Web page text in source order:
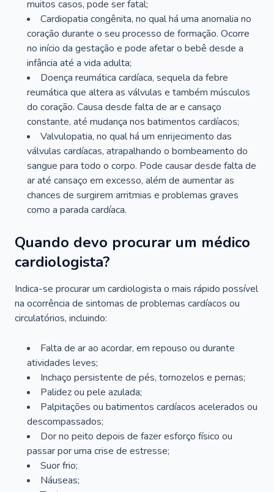
muitos casos, pode ser fatal;
Cardiopatia congênita, no qual há uma anomalia no
coração durante o seu processo de formação. Ocorre
no início da gestação e pode afetar o bebê desde a
infância até a vida adulta;
Doença reumática cardíaca, sequela da febre
reumática que altera as válvulas e também músculos
do coração. Causa desde falta de ar e cansaço
constante, até mudança nos batimentos cardíacos;
Valvulopatia, no qual há um enrijecimento das
válvulas cardíacas, atrapalhando o bombeamento do
sangue para todo o corpo. Pode causar desde falta de
ar até cansaço em excesso, além de aumentar as
chances de surgirem arritmias e problemas graves
como a parada cardíaca.
Quando devo procurar um médico
cardiologista?
Indica-se procurar um cardiologista o mais rápido possível
na ocorrência de sintomas de problemas cardíacos ou
circulatórios, incluindo:
Falta de ar ao acordar, em repouso ou durante
atividades leves;
Inchaço persistente de pés, tornozelos e pernas;
Palidez ou pele azulada;
Palpitações ou batimentos cardíacos acelerados ou
descompassados;
Dor no peito depois de fazer esforço físico ou
passar por uma crise de estresse;
Suor frio;
Náuseas;